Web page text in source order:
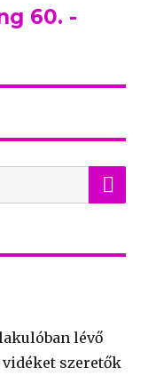
60. -
lévő
szeretők